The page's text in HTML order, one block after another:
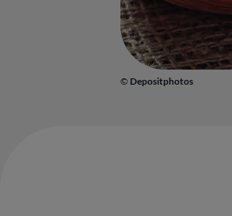
© Depositphotos